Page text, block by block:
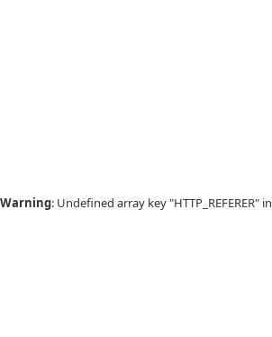
Warning: Undefined array key "HTTP_REFERER" in